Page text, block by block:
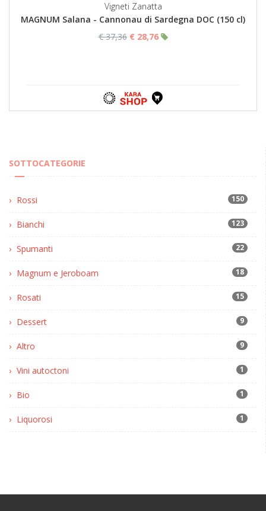
Vigneti Zanatta
MAGNUM Salana - Cannonau di Sardegna DOC (150 cl)
€ 37,36 € 28,76
SOTTOCATEGORIE
Rossi 150
Bianchi 123
Spumanti 22
Magnum e Jeroboam 18
Rosati 15
Dessert 9
Altro 9
Vini autoctoni 1
Bio 1
Liquorosi 1